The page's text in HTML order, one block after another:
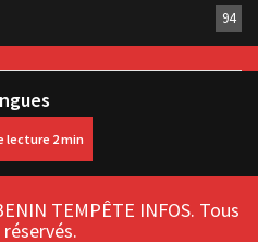
94
TEMPÊTE INFOS. Tous